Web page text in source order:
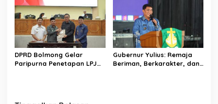
DPRD Bolmong Gelar
Paripurna Penetapan LPJ
Gubernur Yulius: Remaja
Beriman, Berkarakter, dan